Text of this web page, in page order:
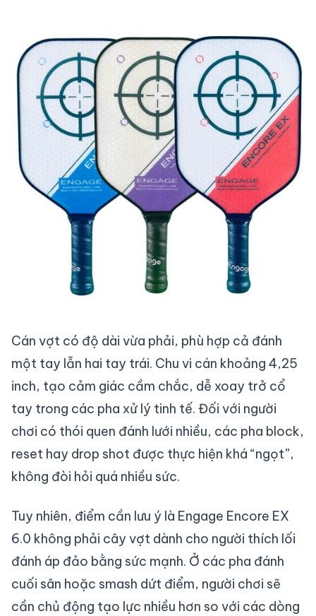
Cán vợt có độ dài vừa phải, phù hợp cả đánh
một tay lẫn hai tay trái. Chu vi cán khoảng 4,25
inch, tạo cảm giác cầm chắc, dễ xoay trở cổ
tay trong các pha xử lý tinh tế. Đối với người
chơi có thói quen đánh lưới nhiều, các pha block,
reset hay drop shot được thực hiện khá “ngọt”,
không đòi hỏi quá nhiều sức.
Tuy nhiên, điểm cần lưu ý là Engage Encore EX
6.0 không phải cây vợt dành cho người thích lối
đánh áp đảo bằng sức mạnh. Ở các pha đánh
cuối sân hoặc smash dứt điểm, người chơi sẽ
cần chủ động tạo lực nhiều hơn so với các dòng